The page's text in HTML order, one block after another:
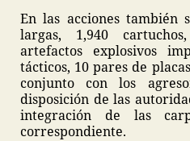
En las acciones también
largas, 1,940
artefactos explosivos
tácticos, 10 pares de
conjunto con los
disposición de las
integración de las
correspondiente.